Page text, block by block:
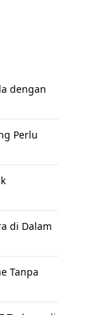
dengan
Perlu
di Dalam
Tanpa